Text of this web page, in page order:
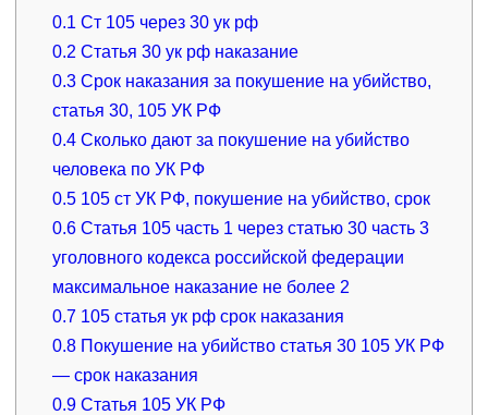
0.1 Ст 105 через 30 ук рф
0.2 Статья 30 ук рф наказание
0.3 Срок наказания за покушение на убийство,
статья 30, 105 УК РФ
0.4 Сколько дают за покушение на убийство
человека по УК РФ
0.5 105 ст УК РФ, покушение на убийство, срок
0.6 Статья 105 часть 1 через статью 30 часть 3
уголовного кодекса российской федерации
максимальное наказание не более 2
0.7 105 статья ук рф срок наказания
0.8 Покушение на убийство статья 30 105 УК РФ
— срок наказания
0.9 Статья 105 УК РФ